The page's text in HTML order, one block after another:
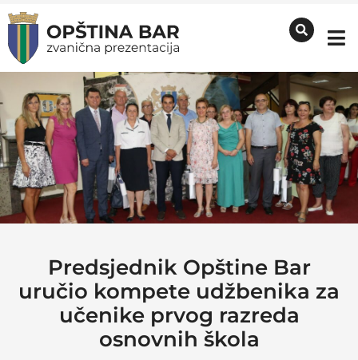
Predsjednik Opštine Bar
uručio kompete udžbenika za
učenike prvog razreda
osnovnih škola